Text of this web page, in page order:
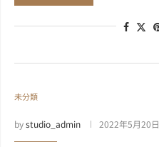
未分類
bystudio_admin 2022年5月20日